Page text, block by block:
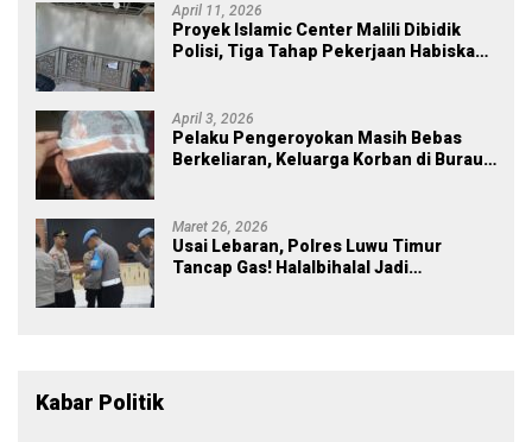
April 11, 2026
Proyek Islamic Center Malili Dibidik
Polisi, Tiga Tahap Pekerjaan Habiskan
April 3, 2026
Pelaku Pengeroyokan Masih Bebas
Berkeliaran, Keluarga Korban di Burau
Maret 26, 2026
Usai Lebaran, Polres Luwu Timur
Tancap Gas! Halalbihalal Jadi
Kabar Politik